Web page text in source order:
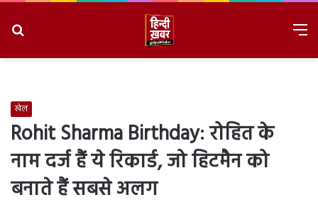
खेल
Rohit Sharma Birthday: रोहित के
नाम दर्ज हैं ये रिकार्ड, जो हिटमैन को
बनाते हैं सबसे अलग